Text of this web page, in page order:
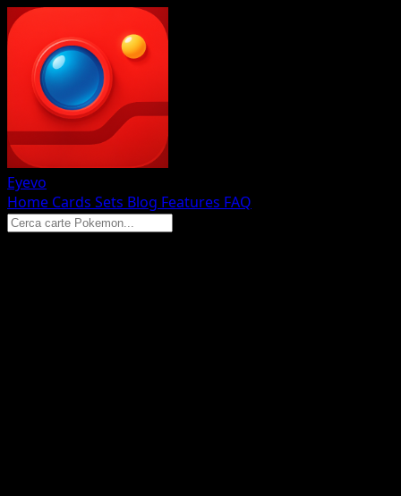
Eyevo
Home Cards Sets Blog Features FAQ